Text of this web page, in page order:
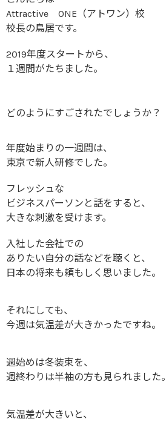
Attractive ONE（アトワン）校
校長の鳥居です。
2019年度スタートから、
１週間がたちました。
どのようにすごされたでしょうか？
年度始まりの一週間は、
東京で新人研修でした。
フレッシュな
ビジネスパーソンと話をすると、
大きな刺激を受けます。
入社した会社での
ありたい自分の話などを聴くと、
日本の将来も頼もしく思いました。
それにしても、
今週は気温差が大きかったですね。
週始めは冬装束を、
週終わりは半袖の方も見られました。
気温差が大きいと、